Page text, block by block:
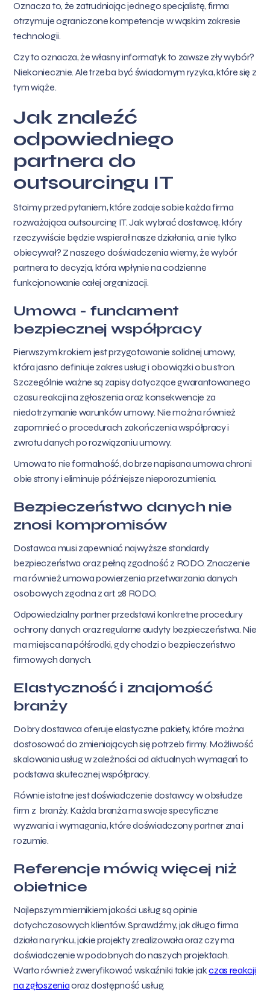
Oznacza to, że zatrudniając jednego specjalistę, firma
otrzymuje ograniczone kompetencje w wąskim zakresie
technologii.
Czy to oznacza, że własny informatyk to zawsze zły wybór?
Niekoniecznie. Ale trzeba być świadomym ryzyka, które się z
tym wiąże.
Jak znaleźć
odpowiedniego
partnera do
outsourcingu IT
Stoimy przed pytaniem, które zadaje sobie każda firma
rozważająca outsourcing IT. Jak wybrać dostawcę, który
rzeczywiście będzie wspierał nasze działania, a nie tylko
obiecywał? Z naszego doświadczenia wiemy, że wybór
partnera to decyzja, która wpłynie na codzienne
funkcjonowanie całej organizacji.
Umowa - fundament
bezpiecznej współpracy
Pierwszym krokiem jest przygotowanie solidnej umowy,
która jasno definiuje zakres usług i obowiązki obu stron.
Szczególnie ważne są zapisy dotyczące gwarantowanego
czasu reakcji na zgłoszenia oraz konsekwencje za
niedotrzymanie warunków umowy. Nie można również
zapomnieć o procedurach zakończenia współpracy i
zwrotu danych po rozwiązaniu umowy.
Umowa to nie formalność, dobrze napisana umowa chroni
obie strony i eliminuje późniejsze nieporozumienia.
Bezpieczeństwo danych nie
znosi kompromisów
Dostawca musi zapewniać najwyższe standardy
bezpieczeństwa oraz pełną zgodność z RODO. Znaczenie
ma również umowa powierzenia przetwarzania danych
osobowych zgodna z art. 28 RODO.
Odpowiedzialny partner przedstawi konkretne procedury
ochrony danych oraz regularne audyty bezpieczeństwa. Nie
ma miejsca na półśrodki, gdy chodzi o bezpieczeństwo
firmowych danych.
Elastyczność i znajomość
branży
Dobry dostawca oferuje elastyczne pakiety, które można
dostosować do zmieniających się potrzeb firmy. Możliwość
skalowania usług w zależności od aktualnych wymagań to
podstawa skutecznej współpracy.
Równie istotne jest doświadczenie dostawcy w obsłudze
firm z branży. Każda branża ma swoje specyficzne
wyzwania i wymagania, które doświadczony partner zna i
rozumie.
Referencje mówią więcej niż
obietnice
Najlepszym miernikiem jakości usług są opinie
dotychczasowych klientów. Sprawdźmy, jak długo firma
działa na rynku, jakie projekty zrealizowała oraz czy ma
doświadczenie w podobnych do naszych projektach.
Warto również zweryfikować wskaźniki takie jakczas reakcji
na zgłoszeniaoraz dostępność usług.